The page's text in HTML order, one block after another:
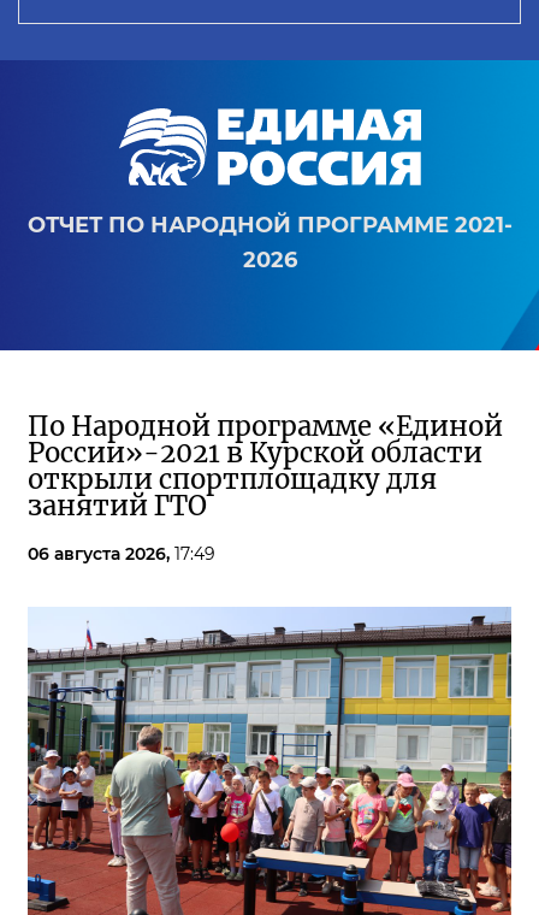
ОТЧЕТ ПО НАРОДНОЙ ПРОГРАММЕ 2021-
2026
По Народной программе «Единой
России»-2021 в Курской области
открыли спортплощадку для
занятий ГТО
06 августа 2026, 17:49